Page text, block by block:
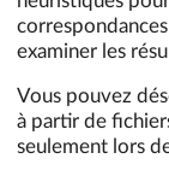
examiner les
Vous pouvez
à partir de
seulement lors